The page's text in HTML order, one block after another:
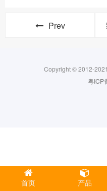
Prev
Copyright © 2012-
粤ICP
首页 产品